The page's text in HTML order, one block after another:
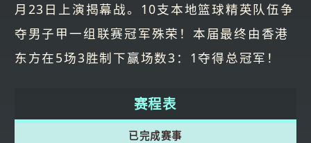
月23日上演揭幕战。10支本地篮球精英队伍争
夺男子甲一组联赛冠军殊荣！本届最终由香港
东方在5场3胜制下赢场数3：1夺得总冠军！
赛程表
已完成赛事